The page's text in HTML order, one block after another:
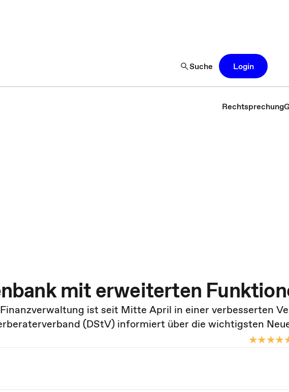
Suche Login
Rechtsprechung
mit erweiterten
ist seit Mitte April in einer verbesserten
(DStV) informiert über die wichtigsten